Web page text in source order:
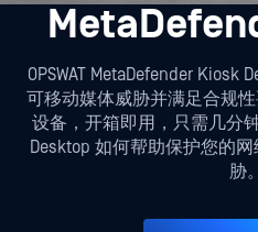
OPSWAT MetaDefender
可移动媒体威胁并满足合规
设备，开箱即用，只需几分
Desktop 如何帮助保护您的
胁。